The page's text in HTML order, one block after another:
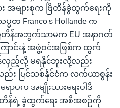
အများစုက ဗြိတိန်ခွဲထွက်ရေးကို
မတ Francois Hollande က
တိန်အတွက်သာမက EU အနာဂတ်
ာင်းနဲ့ အဖွဲ့ဝင်အဖြစ်က ထွက်
န်လှည့်လို့ မရနိုင်ဘူးလို့လည်း
ည်း ပြင်သစ်နိုင်ငံက လက်ယာစွန်း
ာပက အမျိုးသားရေးဝါဒီ
တိန်ရဲ့ ခွဲထွက်ရေး အစီအစဉ်ကို